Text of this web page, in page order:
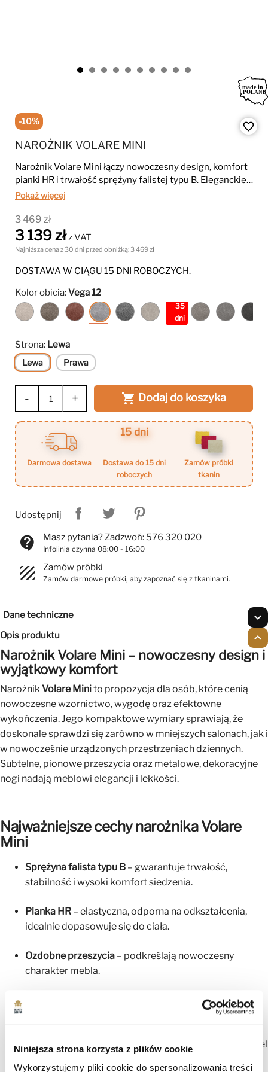
Niniejsza strona korzysta z plików cookie
Wykorzystujemy pliki cookie do spersonalizowania treści
-10%
NAROŻNIK VOLARE MINI
Narożnik Volare Mini łączy nowoczesny design, komfort
pianki HR i trwałość sprężyny falistej typu B. Eleganckie
przeszycia oraz metalowe nogi nadają mu wyjątkowy
wnętrza.
Pokaż więcej
3 469 zł
3 139 złz VAT
Najniższa cena z 30 dni przed obniżką:3 469 zł
DOSTAWA W CIĄGU 15 DNI ROBOCZYCH.
Kolor obicia:Vega 12
Vega
2
Vega
5
Vega
8
Vega
12
Vega
13
Storm
2
Storm
6
35
dni
Storm
9
Storm
85
Strona: Lewa
Lewa Prawa
- +  Dodaj do koszyka
darmowa dostawa
15 dni
dostawa do 15 dni
roboczych
zamów próbki
tkanin
Udostępnij
favorite_border
contact_support Masz pytania? Zadzwoń: 576 320 020
Infolinia czynna 08:00 - 16:00
texture Zamów próbki
Zamów darmowe próbki, aby zapoznać się z tkaninami.
Dane techniczne expand_more
Opis produktu expand_less
Narożnik Volare Mini – nowoczesny design i
wyjątkowy komfort
NarożnikVolare Minito propozycja dla osób, które cenią
nowoczesne wzornictwo, wygodę oraz efektowne
wykończenia. Jego kompaktowe wymiary sprawiają, że
doskonale sprawdzi się zarówno w mniejszych salonach, jak i
w nowocześnie urządzonych przestrzeniach dziennych.
Subtelne, pionowe przeszycia oraz metalowe, dekoracyjne
nogi nadają meblowi elegancji i lekkości.
Najważniejsze cechy narożnika Volare
Mini
Sprężyna falista typu B – gwarantuje trwałość,
stabilność i wysoki komfort siedzenia.
Pianka HR – elastyczna, odporna na odkształcenia,
idealnie dopasowuje się do ciała.
Ozdobne przeszycia – podkreślają nowoczesny
charakter mebla.
– zapewniają stabilność i
Narożnik bez funkcji spania– przeznaczony jako mebel